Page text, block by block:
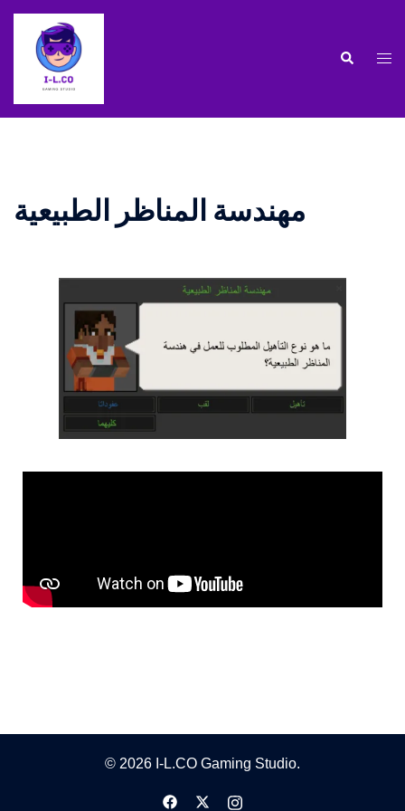
مهندسة المناظر الطبيعية
© 2026 I-L.CO Gaming Studio.